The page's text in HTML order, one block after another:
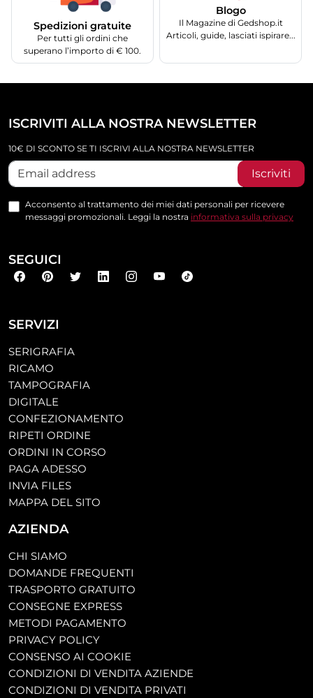
Spedizioni gratuite
Per tutti gli ordini che
superano l’importo di € 100.
Blogo
Il Magazine di Gedshop.it
Articoli, guide, lasciati ispirare...
SERVIZI
SERIGRAFIA
RICAMO
TAMPOGRAFIA
DIGITALE
CONFEZIONAMENTO
RIPETI ORDINE
ORDINI IN CORSO
PAGA ADESSO
INVIA FILES
MAPPA DEL SITO
AZIENDA
CHI SIAMO
DOMANDE FREQUENTI
TRASPORTO GRATUITO
CONSEGNE EXPRESS
METODI PAGAMENTO
PRIVACY POLICY
CONSENSO AI COOKIE
CONDIZIONI DI VENDITA AZIENDE
CONDIZIONI DI VENDITA PRIVATI
ISCRIVITI ALLA NOSTRA NEWSLETTER
10€ DI SCONTO SE TI ISCRIVI ALLA NOSTRA NEWSLETTER
Iscriviti
Acconsento al trattamento dei miei dati personali per ricevere
messaggi promozionali. Leggi la nostra informativa sulla privacy
SEGUICI